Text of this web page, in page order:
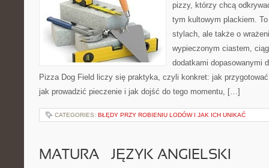
pizzy, którzy chcą
tym kultowym plackiem.
stylach, ale także o
wypieczonym ciastem,
dodatkami dopasowanymi
Pizza Dog Field liczy się praktyka, czyli konkret: jak
jak prowadzić pieczenie i jak dojść do tego momentu, […]
CATEGORIES: BŁĘDY PRZY ROBIENIU LODÓW I JAK ICH UNIKAĆ
MATURA – JĘZYK ANGIELSKI